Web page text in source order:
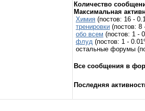
Количество
Максимальная
Химия (постов: 16 -
тренировки (постов:
обо всем (постов: 1 -
флуд (постов: 1 -
остальные форумы
Все сообщения в
Последняя